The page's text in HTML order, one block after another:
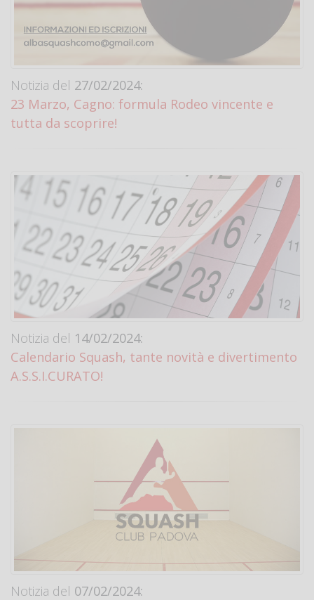
Notizia del 27/02/2024:
23 Marzo, Cagno: formula Rodeo vincente e
tutta da scoprire!
Notizia del 14/02/2024:
Calendario Squash, tante novità e divertimento
A.S.S.I.CURATO!
Notizia del 07/02/2024: